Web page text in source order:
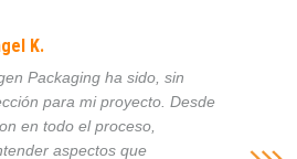
K.
Packaging ha sido, sin
para mi proyecto. Desde
en todo el proceso,
aspectos que